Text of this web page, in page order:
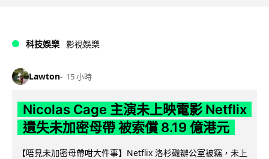
科技娛樂 影視娛樂
Lawton 15 小時
Nicolas Cage 主演未上映電影 Netflix
遺失未加密母帶 被索償 8.19 億港元
【唔見未加密母帶咁大件事】Netflix 洛杉磯辦公室被竊，未上